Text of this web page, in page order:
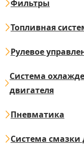
Фильтры
Топливная
Рулевое
Система
двигателя
Пневматика
Система смазки